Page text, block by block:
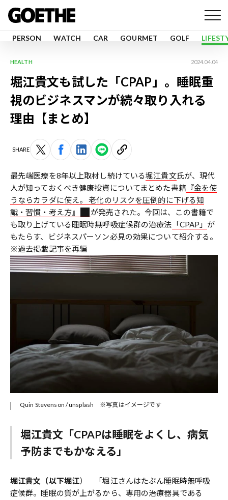
PERSON WATCH CAR GOURMET GOLF
HEALTH 2024.04.04
堀江貴文も試した「CPAP」。睡眠重
視のビジネスマンが続々取り入れる
理由【まとめ】
SHARE
最先端医療を8年以上取材し続けている堀江貴文氏が、現代
人が知っておくべき健康投資についてまとめた書籍 『金を使
うならカラダに使え。 ⽼化のリスクを圧倒的に下げる知
識・習慣・考え⽅』
が発売された。今回は、この書籍で
も取り上げている睡眠時無呼吸症候群の治療法 「CPAP」 が
もたらす、ビジネスパーソン必見の効果について紹介する。
※過去掲載記事を再編
Quin Stevenson / unsplash ※写真はイメージです
堀江貴文「CPAPは睡眠をよくし、病気
予防までもかなえる」
堀江貴文（以下堀江） 「堀江さんはたぶん睡眠時無呼吸
症候群。睡眠の質が上がるから、専用の治療器具である